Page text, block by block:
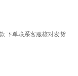
下单联系客服核对发货